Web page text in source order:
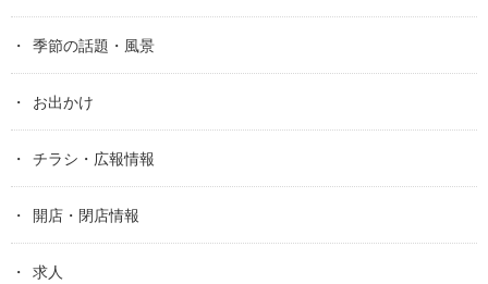
季節の話題・風景
お出かけ
チラシ・広報情報
開店・閉店情報
求人